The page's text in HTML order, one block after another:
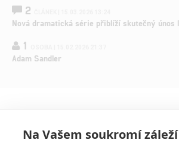
2
Nová dramatická série přiblíží skutečný
1
Adam Sandler
Na Vašem soukromí záleží